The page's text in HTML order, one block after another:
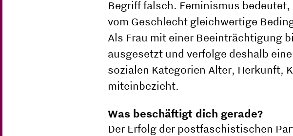
Begriff falsch. Feminismus
vom Geschlecht gleichwertige
Als Frau mit einer Beeinträchtigung
ausgesetzt und verfolge deshalb
sozialen Kategorien Alter, Herkunft,
miteinbezieht.
Was beschäftigt dich gerade?
Der Erfolg der postfaschistischen